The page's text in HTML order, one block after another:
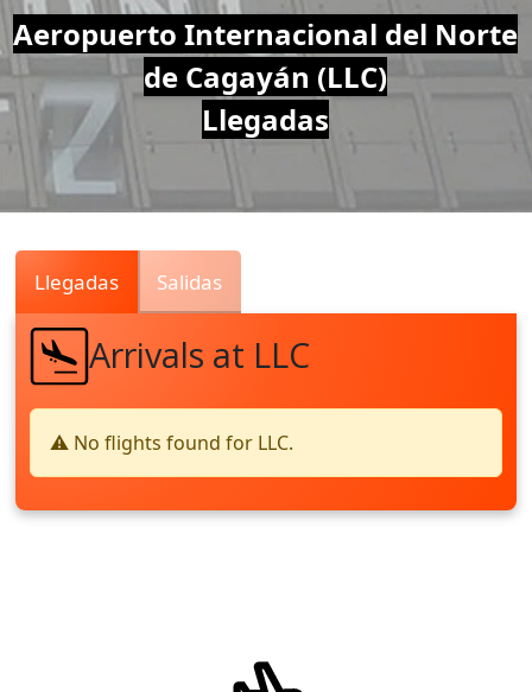
Air
Traffic
Live
Aeropuerto Internacional del Norte
de Cagayán (LLC)
Llegadas
Llegadas Salidas
Arrivals at LLC
⚠️ No flights found for LLC.